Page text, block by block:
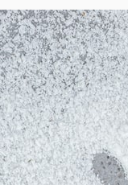
प्लेटफॉर्म।
स्टूडियो में 1
AI
एआई
AI